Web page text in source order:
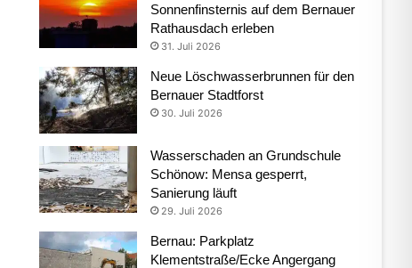
Sonnenfinsternis auf dem Bernauer
Rathausdach erleben
31. Juli 2026
Neue Löschwasserbrunnen für den
Bernauer Stadtforst
30. Juli 2026
Wasserschaden an Grundschule
Schönow: Mensa gesperrt,
Sanierung läuft
29. Juli 2026
Bernau: Parkplatz
Klementstraße/Ecke Angergang